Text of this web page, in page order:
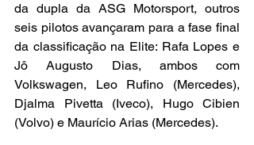
da dupla da ASG Motorsport, outros
seis pilotos avançaram para a fase final
da classificação na Elite: Rafa Lopes e
Jô Augusto Dias, ambos com
Volkswagen, Leo Rufino (Mercedes),
Djalma Pivetta (Iveco), Hugo Cibien
(Volvo) e Maurício Arias (Mercedes).